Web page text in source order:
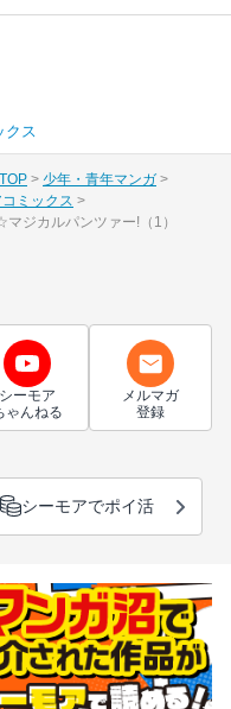
クス
少年・青年マンガ
ミックス
ジカルパンツァー!（1）
シーモア
ゃんねる
メルマガ
登録
シーモアでポイ活